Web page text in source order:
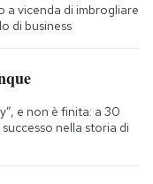
a vicenda di imbrogliare
di business
e non è finita: a 30
nella storia di